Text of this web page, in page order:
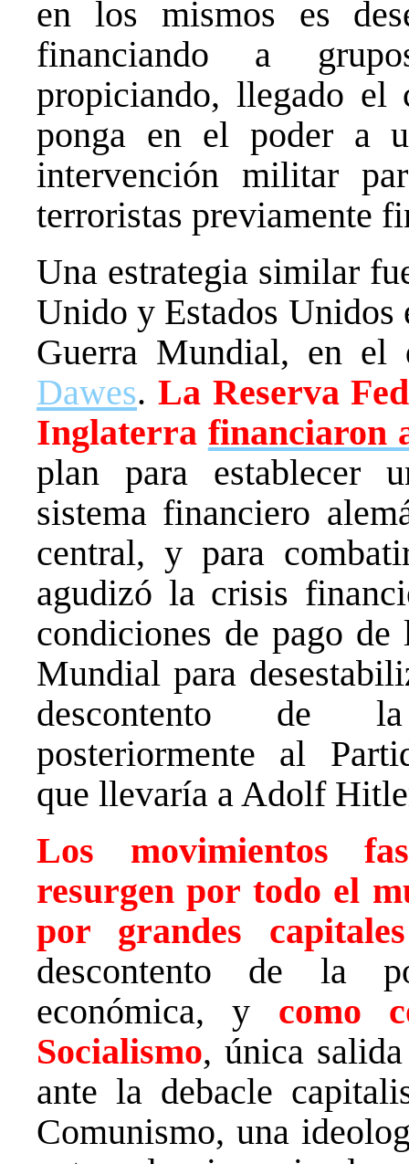
en los mismos es
financiando a
propiciando, llegado el
ponga en el poder a
intervención militar
terroristas previamente
Una estrategia similar
Unido y Estados Unidos
Guerra Mundial, en
Dawes. La Reserva
Inglaterra financiaron
plan para establecer
sistema financiero
central, y para
agudizó la crisis
condiciones de pago
Mundial para
descontento de
posteriormente al
que llevaría a Adolf
Los movimientos
resurgen por todo el
por grandes capitales
descontento de la
económica, y como
Socialismo, única
ante la debacle
Comunismo, una